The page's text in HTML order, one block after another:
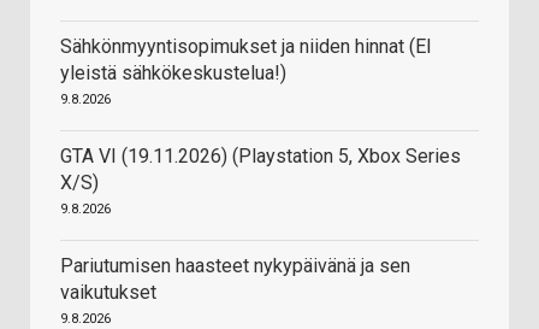
Sähkönmyyntisopimukset ja niiden hinnat (EI
yleistä sähkökeskustelua!)
9.8.2026
GTA VI (19.11.2026) (Playstation 5, Xbox Series
X/S)
9.8.2026
Pariutumisen haasteet nykypäivänä ja sen
vaikutukset
9.8.2026